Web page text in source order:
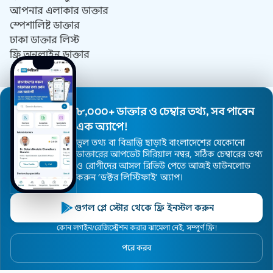
আপনার এলাকার ডাক্তার
স্পেশালিষ্ট ডাক্তার
ঢাকা ডাক্তার লিস্ট
ফ্রি অনলাইন ডাক্তার
যোগাযোগ
আমাদের সম্পর্কে
DrListify কি কেন?
ব্যবহারের শর্তাবলী
গোপনীয়তা নীতিমালা
যোগাযোগ
ডাক্তার হিসেবে যোগ দিন
© 2019 - 2026 সর্বস্বত্ব সংরক্ষিত।
ওয়েবসাইট ডিজাইন ও ডেভেলপমেন্ট করেছে
ডাক্তার ব্রান্ডিং এজেন্সি, ডক্টর
ব্র্যান্ডিফাই
৮,০০০+ ডাক্তার ও চেম্বার তথ্য, সব পাবেন
এক অ্যাপে!
ভুল তথ্য বা বিভ্রান্তি ছাড়াই বাংলাদেশের যেকোনো
ডাক্তারের আপডেট সিরিয়াল নম্বর, সঠিক চেম্বারের তথ্য
ও রোগীদের আসল রিভিউ পেতে আজই ডাউনলোড
করুন ’ডক্টর লিস্টিফাই’ অ্যাপ।
গুগল প্লে স্টোর থেকে ফ্রি ইনস্টল করুন
কোন লগইন/রেজিস্ট্রেশন করার ঝামেলা নেই, সম্পুর্ণ ফ্রি!
পরে করব